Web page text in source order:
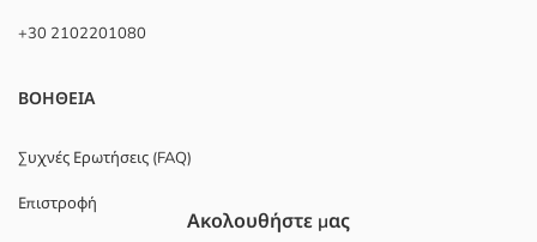
+30 2102201080
ΒΟΗΘΕΙΑ
Συχνές Ερωτήσεις (FAQ)
Επιστροφή
Ακολουθήστε μας